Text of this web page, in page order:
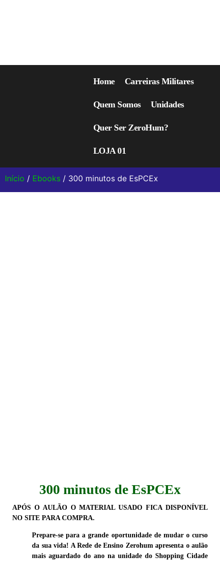
Home Carreiras Militares
Quem Somos Unidades
Quer Ser ZeroHum?
LOJA 01
Início / Ebooks / 300 minutos de EsPCEx
300 minutos de EsPCEx
APÓS O AULÃO O MATERIAL USADO FICA DISPONÍVEL
NO SITE PARA COMPRA.
Prepare-se para a grande oportunidadede mudar o curso
da sua vida! A Rede de Ensino Zerohum apresenta o aulão
mais aguardado do ano na unidade do Shopping Cidade